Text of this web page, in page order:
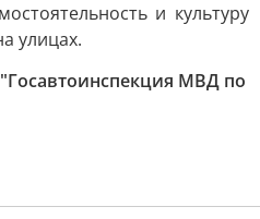
и культуру
улицах.
МВД по